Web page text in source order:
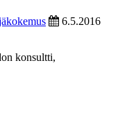
6.5.2016
konsultti,